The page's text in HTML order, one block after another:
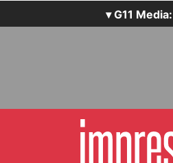
▾ G11 Media: